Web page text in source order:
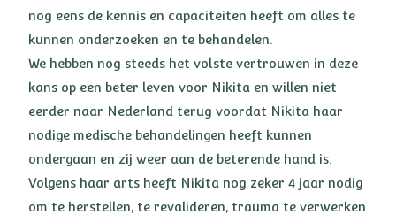
nog eens de kennis en capaciteiten heeft om alles te
kunnen onderzoeken en te behandelen.
We hebben nog steeds het volste vertrouwen in deze
kans op een beter leven voor Nikita en willen niet
eerder naar Nederland terug voordat Nikita haar
nodige medische behandelingen heeft kunnen
ondergaan en zij weer aan de beterende hand is.
Volgens haar arts heeft Nikita nog zeker 4 jaar nodig
om te herstellen, te revalideren, trauma te verwerken